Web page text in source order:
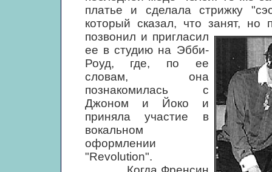
платье и сделала стрижку
который сказал, что занят,
позвонил и пригласил
ее в студию на Эбби-
Роуд, где, по ее
словам, она
познакомилась с
Джоном и Йоко и
приняла участие в
вокальном
оформлении
"Revolution".